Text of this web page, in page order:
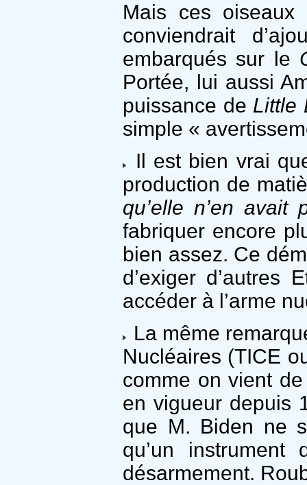
Mais ces oiseaux
conviendrait
embarqués sur le
Portée, lui aussi
puissance de Little
simple «
Il est bien vrai
production de
qu’elle n’en
fabriquer encore
bien assez. Ce
d’exiger d’autres
accéder à l’arme
La même
Nucléaires (TICE
comme on vient
en vigueur depuis
que M. Biden ne
qu’un
désarmement.